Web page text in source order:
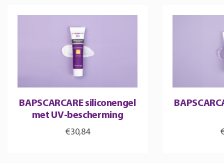
BAPSCARCARE siliconengel
met UV-bescherming
€30,84